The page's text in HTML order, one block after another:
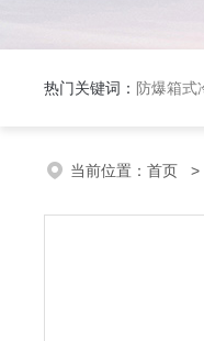
热门关键词： 防爆箱式
当前位置： 首页 >